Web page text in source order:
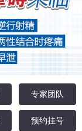
专家团队
预约挂号